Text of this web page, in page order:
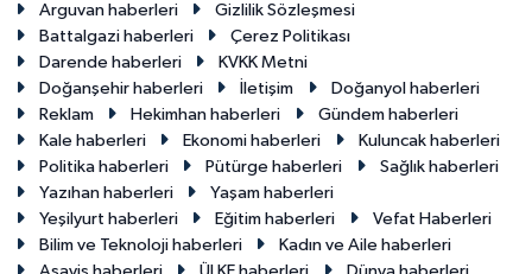
Arguvan haberleri
Gizlilik Sözleşmesi
Battalgazi haberleri
Çerez Politikası
Darende haberleri
KVKK Metni
Doğanşehir haberleri
İletişim
Doğanyol haberleri
Reklam
Hekimhan haberleri
Gündem haberleri
Kale haberleri
Ekonomi haberleri
Kuluncak haberleri
Politika haberleri
Pütürge haberleri
Sağlık haberleri
Yazıhan haberleri
Yaşam haberleri
Yeşilyurt haberleri
Eğitim haberleri
Vefat Haberleri
Bilim ve Teknoloji haberleri
Kadın ve Aile haberleri